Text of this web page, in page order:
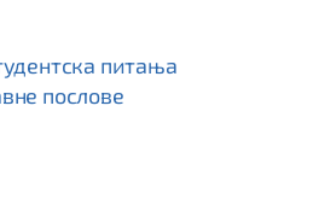
питања
послове